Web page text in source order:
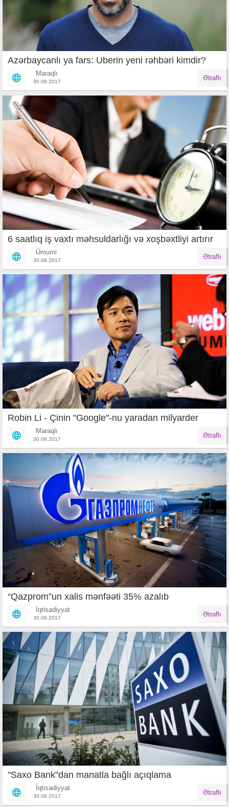
Azərbaycanlı ya fars: Uberin yeni rəhbəri kimdir?
Maraqlı
30.08.2017 Ətraflı
6 saatlıq iş vaxtı məhsuldarlığı və xoşbəxtliyi artırır
Ümumi
30.08.2017 Ətraflı
Robin Li - Çinin "Google"-nu yaradan milyarder
Maraqlı
30.08.2017 Ətraflı
“Qazprom”un xalis mənfəəti 35% azalıb
İqtisadiyyat
30.08.2017 Ətraflı
"Saxo Bank"dan manatla bağlı açıqlama
İqtisadiyyat
30.08.2017 Ətraflı